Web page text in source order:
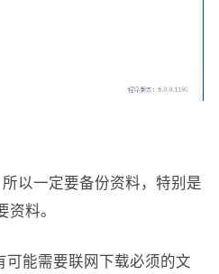
以一定要备份资料，特别是
资料。
可能需要联网下载必须的文